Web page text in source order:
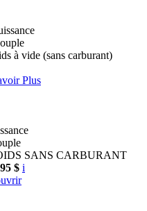
à vide (sans carburant)
Plus
SANS CARBURANT
$ i